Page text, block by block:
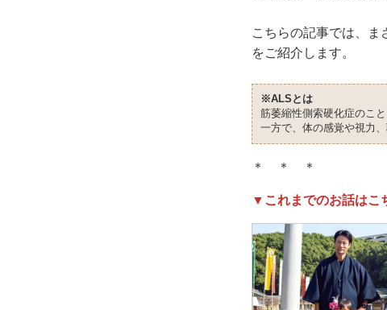
こちらの記事では、ま
をご紹介します。
※ALSとは
筋萎縮性側索硬化症のこ
一方で、体の感覚や視力
＊ ＊ ＊
▼これまでのお話はこ